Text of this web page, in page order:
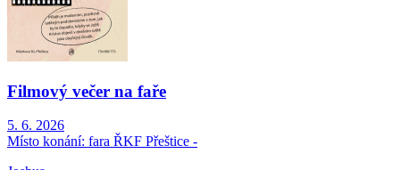
Filmový večer na faře
5. 6. 2026
Místo konání: fara ŘKF Přeštice -